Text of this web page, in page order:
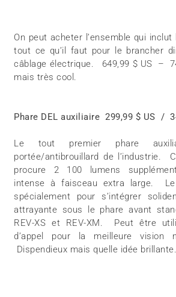
On peut acheter l’ensemble qui
tout ce qu’il faut pour le brancher
câblage électrique. 649,99 $ US –
mais très cool.
Phare DEL auxiliaire 299,99 $ US /
Le tout premier phare
portée/antibrouillard de l’industrie.
procure 2 100 lumens
intense à faisceau extra large.
spécialement pour s’intégrer
attrayante sous le phare avant
REV-XS et REV-XM. Peut être
d’appel pour la meilleure vision
Dispendieux mais quelle idée brillante.